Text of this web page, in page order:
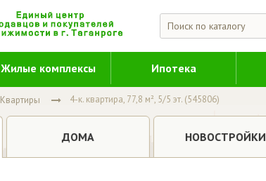
Жилые комплексы Ипотека
Квартиры 4-к. квартира, 77,8 м², 5/5 эт. (545806)
ДОМА НОВОСТРОЙКИ